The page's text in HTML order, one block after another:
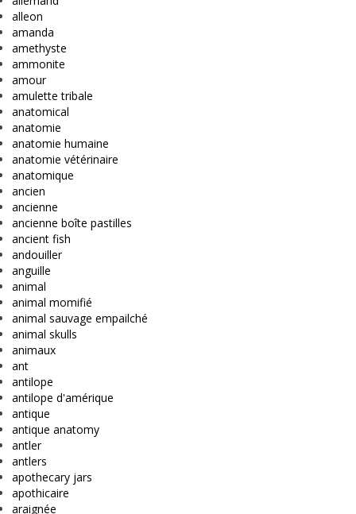
alleon
amanda
amethyste
ammonite
amour
amulette tribale
anatomical
anatomie
anatomie humaine
anatomie vétérinaire
anatomique
ancien
ancienne
ancienne boîte pastilles
ancient fish
andouiller
anguille
animal
animal momifié
animal sauvage empailché
animal skulls
animaux
ant
antilope
antilope d'amérique
antique
antique anatomy
antler
antlers
apothecary jars
apothicaire
araignée